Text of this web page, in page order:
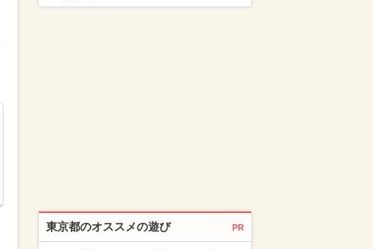
東京都のオススメの遊び PR